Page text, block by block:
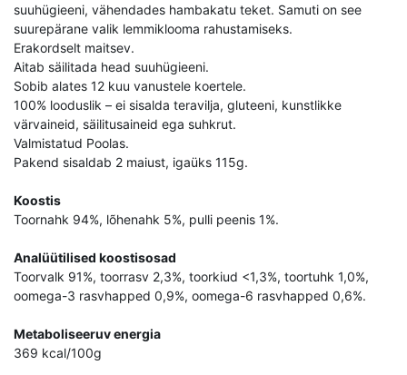
suuhügieeni, vähendades hambakatu teket. Samuti on see
suurepärane valik lemmiklooma rahustamiseks.
Erakordselt maitsev.
Aitab säilitada head suuhügieeni.
Sobib alates 12 kuu vanustele koertele.
100% looduslik – ei sisalda teravilja, gluteeni, kunstlikke
värvaineid, säilitusaineid ega suhkrut.
Valmistatud Poolas.
Pakend sisaldab 2 maiust, igaüks 115g.
Koostis
Toornahk 94%, lõhenahk 5%, pulli peenis 1%.
Analüütilised koostisosad
Toorvalk 91%, toorrasv 2,3%, toorkiud <1,3%, toortuhk 1,0%,
oomega-3 rasvhapped 0,9%, oomega-6 rasvhapped 0,6%.
Metaboliseeruv energia
369 kcal/100g